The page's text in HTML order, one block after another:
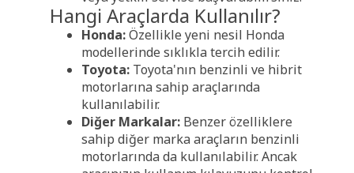
Hangi Araçlarda Kullanılır?
Honda:Özellikle yeni nesil Honda
modellerinde sıklıkla tercih edilir.
Toyota: Toyota'nın benzinli ve hibrit
motorlarına sahip araçlarında
kullanılabilir.
Diğer Markalar: Benzer özelliklere
sahip diğer marka araçların benzinli
motorlarında da kullanılabilir. Ancak